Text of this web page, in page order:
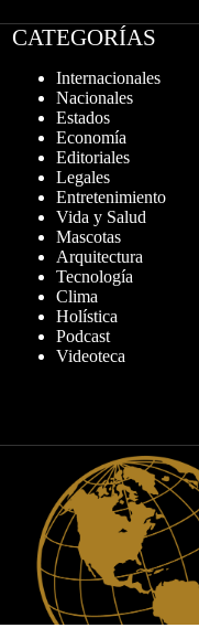
CATEGORÍAS
Internacionales
Nacionales
Estados
Economía
Editoriales
Legales
Entretenimiento
Vida y Salud
Mascotas
Arquitectura
Tecnología
Clima
Holística
Podcast
Videoteca